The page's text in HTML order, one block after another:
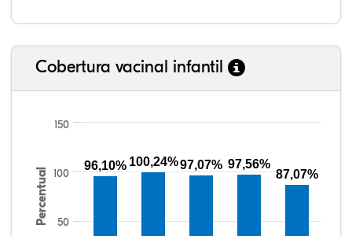
Cobertura vacinal infantil
Percentual 50
100
150
96,10% 100,24%97,07% 97,56%
87,07%